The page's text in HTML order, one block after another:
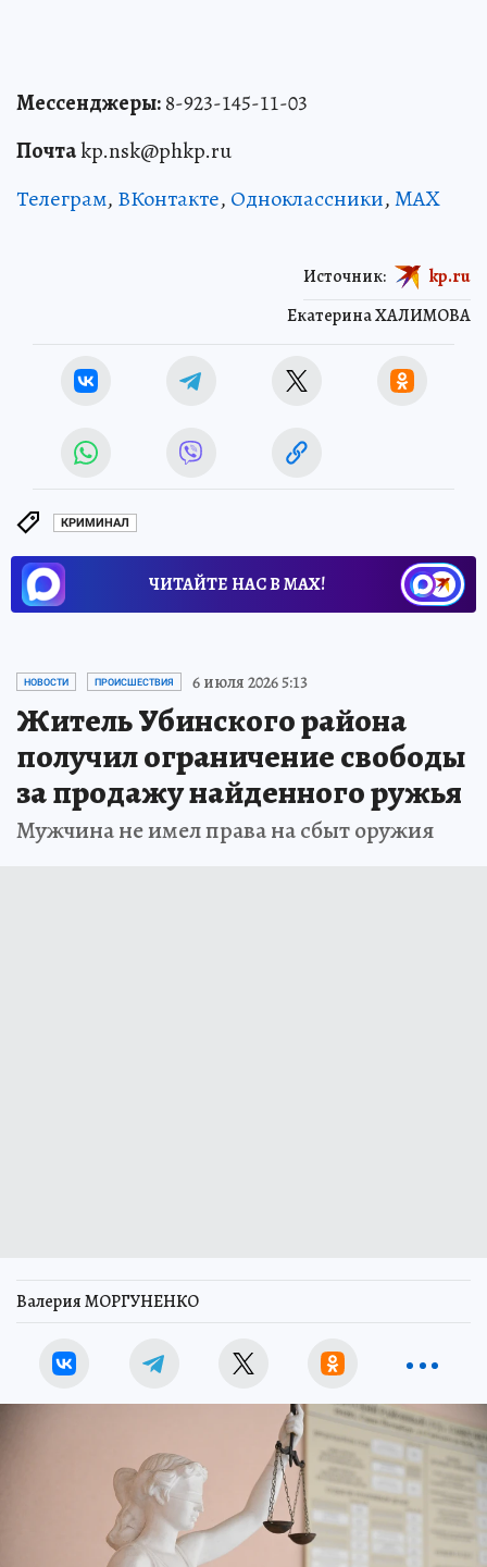
Мессенджеры:8-923-145-11-03
Почтаkp.nsk@phkp.ru
Телеграм, ВКонтакте, Одноклассники,MAX
Екатерина ХАЛИМОВА
Источник: kp.ru
КРИМИНАЛ
ЧИТАЙТЕ НАС В МАХ!
НОВОСТИ ПРОИСШЕСТВИЯ 6 июля 2026 5:13
Житель Убинского района
получил ограничение свободы
за продажу найденного ружья
Мужчина не имел права на сбыт оружия
Валерия МОРГУНЕНКО